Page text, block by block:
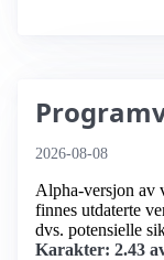
2026-08-08
Alpha-versjon av
finnes utdaterte
dvs. potensielle
Karakter: 2.43